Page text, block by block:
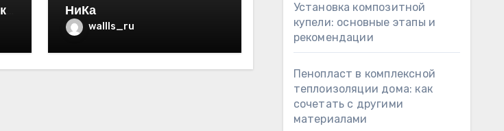
НиКа
wallls_ru
Установка композитной
купели: основные этапы и
рекомендации
Пенопласт в комплексной
теплоизоляции дома: как
сочетать с другими
материалами